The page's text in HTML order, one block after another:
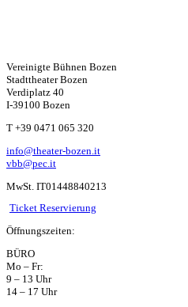
Vereinigte Bühnen Bozen
Stadttheater Bozen
Verdiplatz 40
I-39100 Bozen
T +39 0471 065 320
info@theater-bozen.it
vbb@pec.it
MwSt. IT01448840213
W
ha
ts
ap
p
Ticket Reservierung
Öffnungszeiten:
BÜRO
Mo – Fr:
9 – 13 Uhr
14 – 17 Uhr